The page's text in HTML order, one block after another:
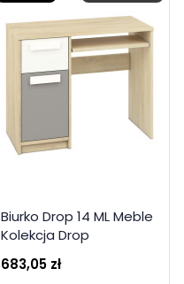
Biurko Drop 14 ML Meble
Kolekcja Drop
683,05 zł